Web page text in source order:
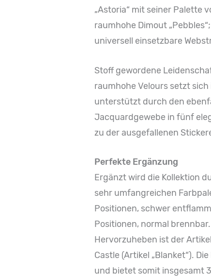
„Astoria“ mit seiner Palette
raumhohe Dimout
universell einsetzbare
Stoff gewordene
raumhohe Velours setzt
unterstützt durch den
Jacquardgewebe in fünf
zu der ausgefallenen
Perfekte Ergänzung
Ergänzt wird die Kollektion
sehr umfangreichen
Positionen, schwer
Positionen, normal
Hervorzuheben ist der
Castle (Artikel „Blanket“).
und bietet somit insgesamt